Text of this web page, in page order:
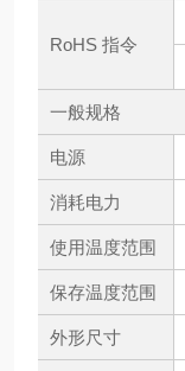
RoHS 指令
一般规格
电源
消耗电力
使用温度范围
保存温度范围
外形尺寸